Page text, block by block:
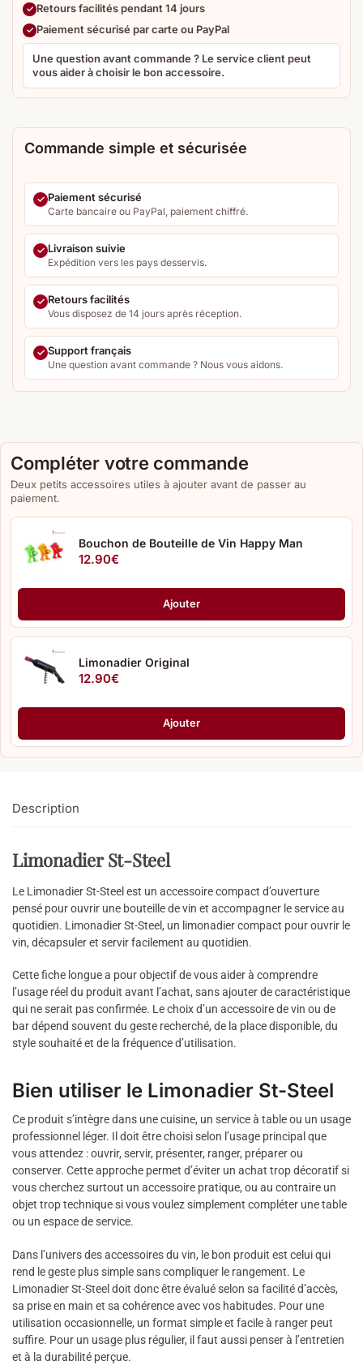
Retours facilités pendant 14 jours
Paiement sécurisé par carte ou PayPal
Une question avant commande ? Le service client peut
vous aider à choisir le bon accessoire.
Commande simple et sécurisée
Paiement sécurisé
Carte bancaire ou PayPal, paiement chiffré.
Livraison suivie
Expédition vers les pays desservis.
Retours facilités
Vous disposez de 14 jours après réception.
Support français
Une question avant commande ? Nous vous aidons.
Compléter votre commande
Deux petits accessoires utiles à ajouter avant de passer au
paiement.
Bouchon de Bouteille de Vin Happy Man
12.90€
Ajouter
Limonadier Original
12.90€
Ajouter
Description
Limonadier St-Steel
Le Limonadier St-Steel est un accessoire compact d’ouverture
pensé pour ouvrir une bouteille de vin et accompagner le service au
quotidien. Limonadier St-Steel, un limonadier compact pour ouvrir le
vin, décapsuler et servir facilement au quotidien.
Cette fiche longue a pour objectif de vous aider à comprendre
l’usage réel du produit avant l’achat, sans ajouter de caractéristique
qui ne serait pas confirmée. Le choix d’un accessoire de vin ou de
bar dépend souvent du geste recherché, de la place disponible, du
style souhaité et de la fréquence d’utilisation.
Bien utiliser le Limonadier St-Steel
Ce produit s’intègre dans une cuisine, un service à table ou un usage
professionnel léger. Il doit être choisi selon l’usage principal que
vous attendez : ouvrir, servir, présenter, ranger, préparer ou
conserver. Cette approche permet d’éviter un achat trop décoratif si
vous cherchez surtout un accessoire pratique, ou au contraire un
objet trop technique si vous voulez simplement compléter une table
ou un espace de service.
Dans l’univers des accessoires du vin, le bon produit est celui qui
rend le geste plus simple sans compliquer le rangement. Le
Limonadier St-Steel doit donc être évalué selon sa facilité d’accès,
sa prise en main et sa cohérence avec vos habitudes. Pour une
utilisation occasionnelle, un format simple et facile à ranger peut
suffire. Pour un usage plus régulier, il faut aussi penser à l’entretien
et à la durabilité perçue.